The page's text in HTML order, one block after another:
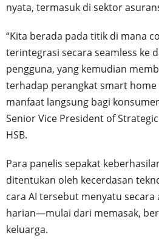
nyata, termasuk di sektor
“Kita berada pada titik di mana
terintegrasi secara seamless ke
pengguna, yang kemudian
terhadap perangkat smart
manfaat langsung bagi
Senior Vice President of
HSB.
Para panelis sepakat
ditentukan oleh kecerdasan
cara AI tersebut menyatu
harian—mulai dari memasak,
keluarga.